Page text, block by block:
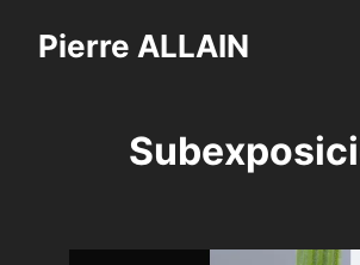
Pierre ALLAIN